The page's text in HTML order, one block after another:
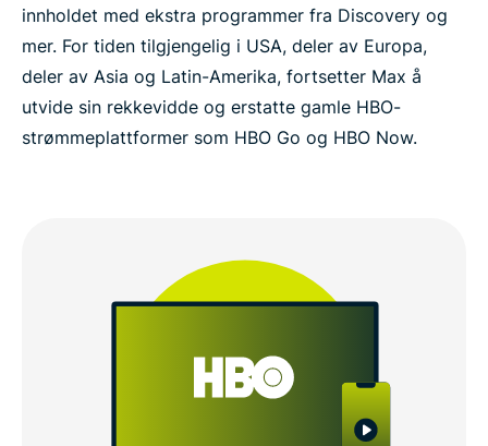
innholdet med ekstra programmer fra Discovery og
mer. For tiden tilgjengelig i USA, deler av Europa,
deler av Asia og Latin-Amerika, fortsetter Max å
utvide sin rekkevidde og erstatte gamle HBO-
strømmeplattformer som HBO Go og HBO Now.